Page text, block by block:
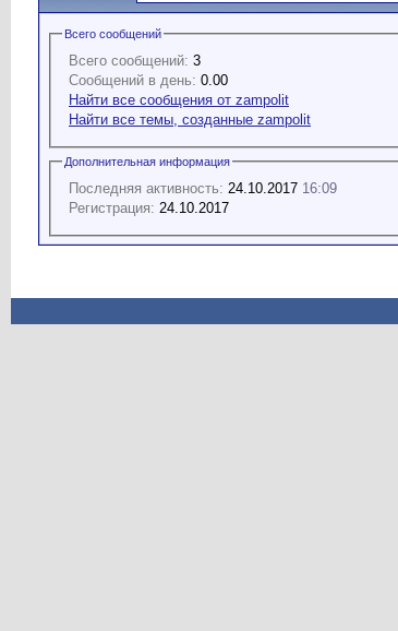
Всего сообщений
Всего сообщений: 3
Сообщений в день: 0.00
Найти все сообщения от zampolit
Найти все темы, созданные zampolit
Дополнительная информация
Последняя активность: 24.10.2017 16:09
Регистрация: 24.10.2017